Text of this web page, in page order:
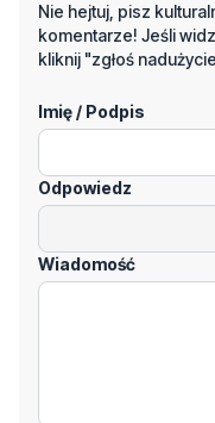
Imię / Podpis
Odpowiedz
Wiadomość